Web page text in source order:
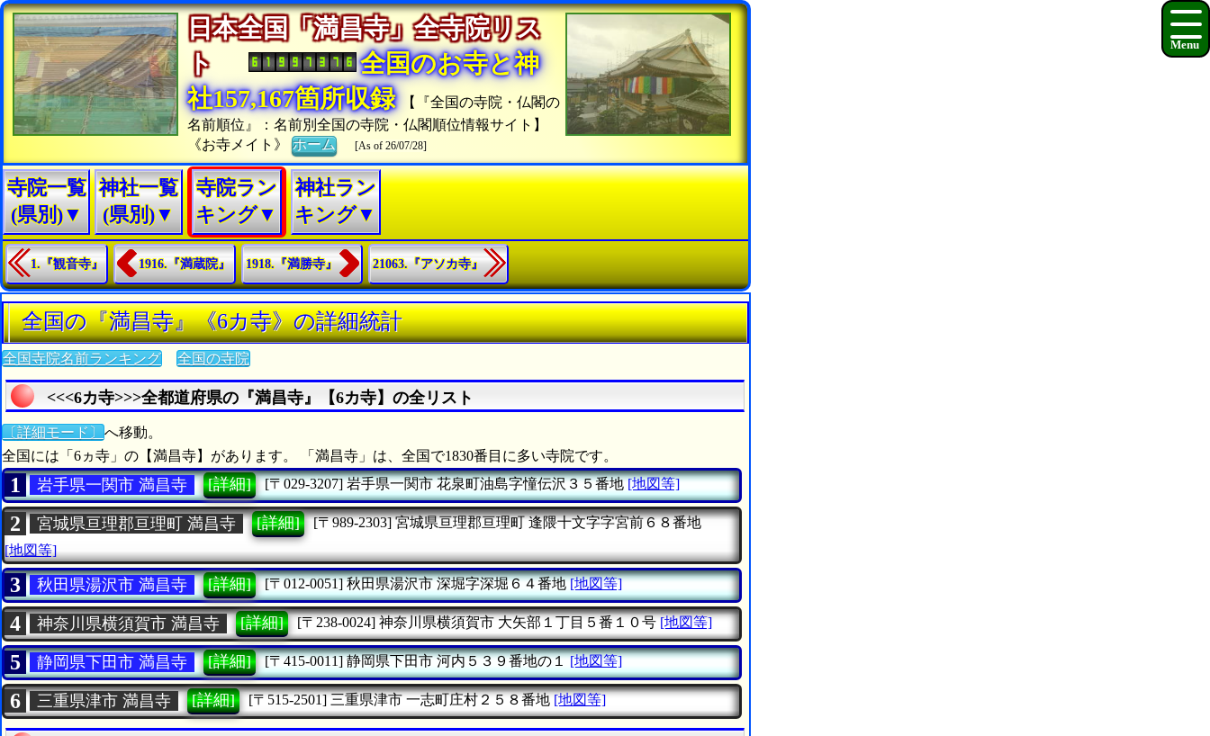
日本全国「満昌寺」全寺院リス
ト
全国のお寺と神
社157,167箇所収録
【『全国の寺院・仏閣の
名前順位』：名前別全国の寺院・仏閣順位情報サイト】
《お寺メイト》ホーム [As of 26/07/28]
寺院一覧
(県別)▼
神社一覧
(県別)▼
寺院ラン
キング▼
神社ラン
キング▼
1.『観音寺』 1916.『満蔵院』 1918.『満勝寺』 21063.『アソカ寺』
全国の『満昌寺』《6カ寺》の詳細統計
全国寺院名前ランキング 全国の寺院
<<<6カ寺>>>全都道府県の『満昌寺』【6カ寺】の全リスト
〔詳細モード〕 へ移動。
全国には「6ヵ寺」の【満昌寺】があります。 「満昌寺」は、全国で1830番目に多い寺院です。
1 岩手県一関市 満昌寺 [詳細] [〒029-3207] 岩手県一関市花泉町油島字憧伝沢３５番地 [地図等]
2 宮城県亘理郡亘理町 満昌寺 [詳細] [〒989-2303] 宮城県亘理郡亘理町逢隈十文字字宮前６８番地
[地図等]
3 秋田県湯沢市 満昌寺 [詳細] [〒012-0051] 秋田県湯沢市深堀字深堀６４番地 [地図等]
4 神奈川県横須賀市 満昌寺 [詳細] [〒238-0024] 神奈川県横須賀市 大矢部１丁目５番１０号 [地図等]
5 静岡県下田市 満昌寺 [詳細] [〒415-0011] 静岡県下田市河内５３９番地の１ [地図等]
6 三重県津市 満昌寺 [詳細] [〒515-2501] 三重県津市 一志町庄村２５８番地 [地図等]